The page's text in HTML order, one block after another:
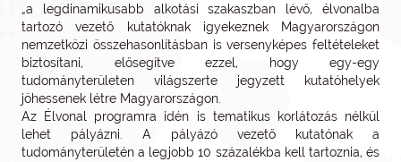
„a legdinamikusabb alkotási szakaszban lévő, élvonalba
tartozó vezető kutatóknak igyekeznek Magyarországon
nemzetközi összehasonlításban is versenyképes feltételeket
biztosítani, elősegítve ezzel, hogy egy-egy
tudományterületen világszerte jegyzett kutatóhelyek
jöhessenek létre Magyarországon.
Az Élvonal programra idén is tematikus korlátozás nélkül
lehet pályázni. A pályázó vezető kutatónak a
tudományterületén a legjobb 10 százalékba kell tartoznia, és